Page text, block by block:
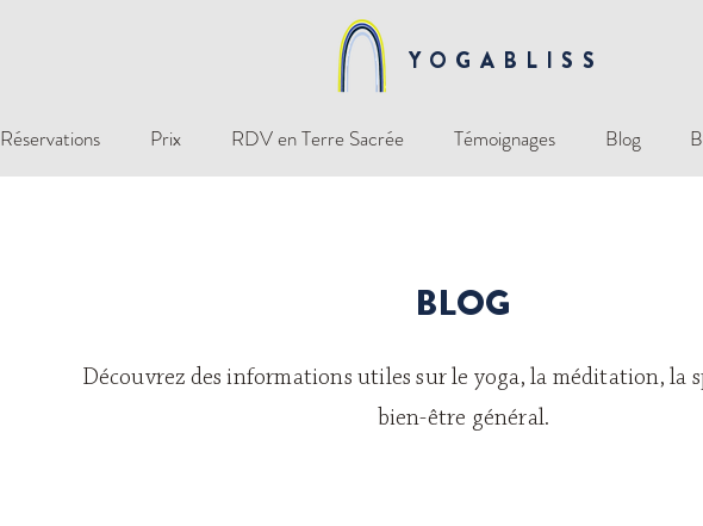
YOGABLISS
Réservations Prix RDV en Terre Sacrée Témoignages Blog
BLOG
Découvrez des informations utiles sur le yoga, la méditation, la
bien-être général.